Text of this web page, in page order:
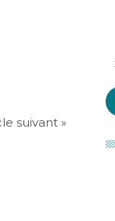
suivant »